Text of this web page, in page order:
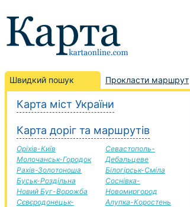
Швидкий пошук Прокласти маршрут
Карта міст України
Карта доріг та маршрутів
Оріхів-Київ
Молочанськ-Городок
Рахів-Золотоноша
Буськ-Роздільна
Новий Буг-Ворожба
Сєвєродонецьк-
Севастополь-
Дебальцеве
Білогірськ-Сміла
Соснівка-
Новомиргород
Алупка-Коростень